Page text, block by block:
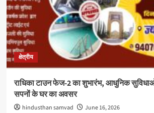
क्षेत्रीय
राधिका टाउन फेज-2 का शुभारंभ, आधुनिक
सपनों के घर का अवसर
hindusthan samvad June 16, 2026